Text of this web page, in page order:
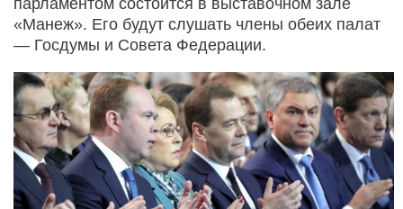
парламентом состоится в выставочном зале
«Манеж». Его будут слушать члены обеих палат
— Госдумы и Совета Федерации.